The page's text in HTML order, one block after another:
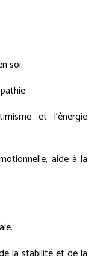
soi.
et l'énergie
aide à la
la stabilité et de la